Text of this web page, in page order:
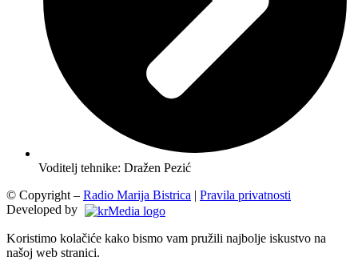
Voditelj tehnike: Dražen Pezić
© Copyright – Radio Marija Bistrica | Pravila privatnosti
Developed by
Koristimo kolačiće kako bismo vam pružili najbolje iskustvo na
našoj web stranici.